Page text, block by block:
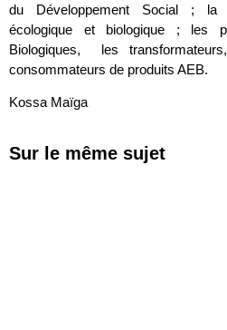
du Développement Social ; la
écologique et biologique ; les
Biologiques, les
consommateurs de produits AEB.
Kossa Maïga
Sur le même sujet